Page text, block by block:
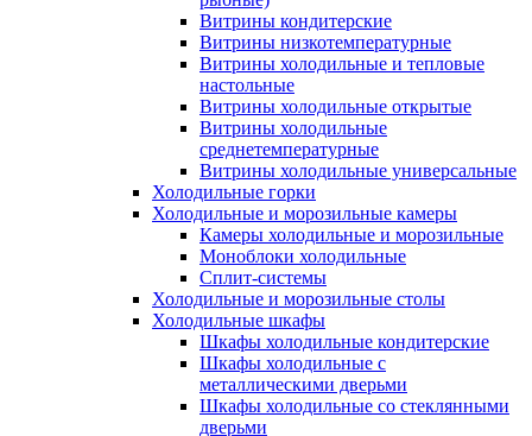
Витрины кондитерские
Витрины низкотемпературные
Витрины холодильные и тепловые
настольные
Витрины холодильные открытые
Витрины холодильные
среднетемпературные
Витрины холодильные универсальные
Холодильные горки
Холодильные и морозильные камеры
Камеры холодильные и морозильные
Моноблоки холодильные
Сплит-системы
Холодильные и морозильные столы
Холодильные шкафы
Шкафы холодильные кондитерские
Шкафы холодильные с
металлическими дверьми
Шкафы холодильные со стеклянными
дверьми